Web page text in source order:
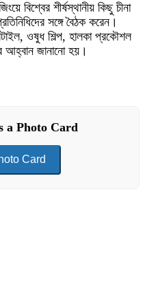
বিশ্বের শীর্ষস্থানীয় কিছু চীনা
সঙ্গে বৈঠক করেন।
ওষুধ শিল্প, হালকা প্রকৌশল
আহ্বান জানানো হয়।
a Photo Card
Card